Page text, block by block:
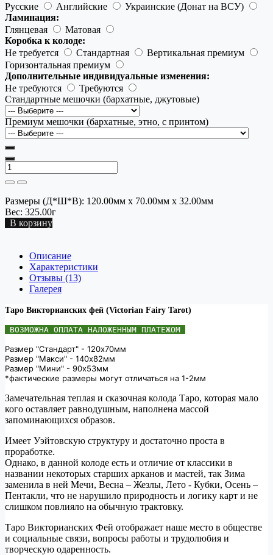
Русские Английские
Украинские (Донат на ВСУ)
Ламинация:
Глянцевая
Матовая
Коробка к колоде:
Не требуется
Стандартная
Вертикальная премиум
Горизонтальная премиум
Дополнительные индивидуальные изменения:
Не требуются
Требуются
Стандартные мешочки (бархатные, джутовые)
Премиум мешочки (бархатные, этно, с принтом)
Размеры (Д*Ш*В): 120.00мм x 70.00мм x 32.00мм
Вес: 325.00г
В корзину
Описание
Характеристики
Отзывы (13)
Галерея
Таро Викторианских фей (Victorian Fairy Tarot)
ВОЗМОЖНА ОПЛАТА НАЛОЖЕННЫМ ПЛАТЕЖОМ
Размер "Стандарт" - 120х70мм
Размер "Макси" - 140х82мм
Размер "Мини" - 90х53мм
*фактические размеры могут отличаться на 1-2мм
Замечательная теплая и сказочная колода Таро, которая мало
кого оставляет равнодушным, наполнена массой
запоминающихся образов.
Имеет Уэйтовскую структуру и достаточно проста в
проработке.
Однако, в данной колоде есть и отличие от классики в
названии некоторых старших арканов и мастей, так Зима
заменила в ней Мечи, Весна – Жезлы, Лето - Кубки, Осень –
Пентакли, что не нарушило природность и логику карт и не
слишком повлияло на обычную трактовку.
Таро Викторианских Фей отображает наше место в обществе
и социальные связи, вопросы работы и трудолюбия и
творческую одаренность.